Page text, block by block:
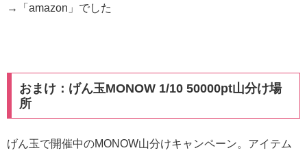
→「amazon」でした
おまけ：げん玉MONOW 1/10 50000pt山分け場
所
げん玉で開催中のMONOW山分けキャンペーン。アイテム